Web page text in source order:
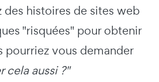
des histoires de sites web
"risquées" pour obtenir
pourriez vous demander
cela aussi ?"